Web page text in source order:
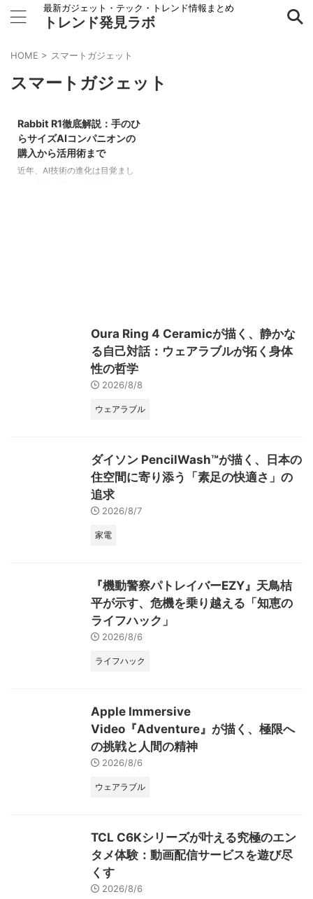
最新ガジェット・テック・トレンド情報まとめ
トレンド発見ラボ
HOME > スマートガジェット
スマートガジェット
ガジェット・電子機器
Rabbit R1徹底解説：手のひ
らサイズAIコンパニオンの
購入から活用術まで
近年、AI技術の進化は目覚まし
率的にサポートすることを目指し
ています。 「Rabbit R1」は、複
雑なアプリ操作から解放され、音
声コマンド一つで ...
Oura Ring 4 Ceramicが描く、静かな
る自己対話：ウェアラブルが拓く身体
性の哲学
2026/8/8
ウェアラブル
ダイソン PencilWash™が描く、日本の
住空間に寄り添う「素足の快適さ」の
追求
2026/8/7
家電
『機動警察パトレイバーEZY』天鳥桔
平が示す、危機を乗り越える「知恵の
ライフハック」
2026/8/6
ライフハック
Apple Immersive
Video『Adventure』が描く、極限へ
の挑戦と人間の精神
2026/8/6
ウェアラブル
TCL C6Kシリーズが叶える究極のエン
タメ体験：動画配信サービスを遊び尽
くす
2026/8/6